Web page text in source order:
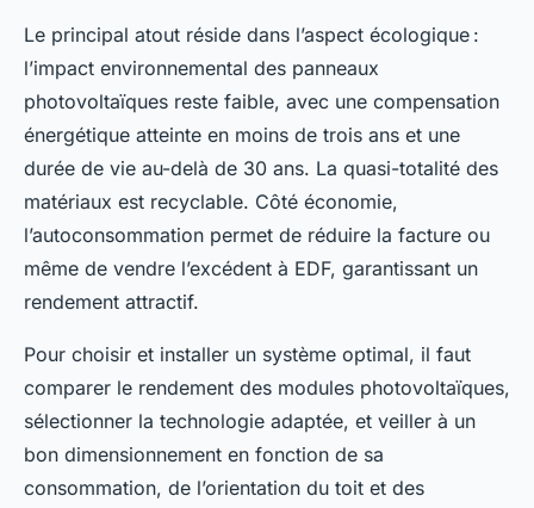
Le principal atout réside dans l’aspect écologique :
l’impact environnemental des panneaux
photovoltaïques reste faible, avec une compensation
énergétique atteinte en moins de trois ans et une
durée de vie au-delà de 30 ans. La quasi-totalité des
matériaux est recyclable. Côté économie,
l’autoconsommation permet de réduire la facture ou
même de vendre l’excédent à EDF, garantissant un
rendement attractif.
Pour choisir et installer un système optimal, il faut
comparer le rendement des modules photovoltaïques,
sélectionner la technologie adaptée, et veiller à un
bon dimensionnement en fonction de sa
consommation, de l’orientation du toit et des